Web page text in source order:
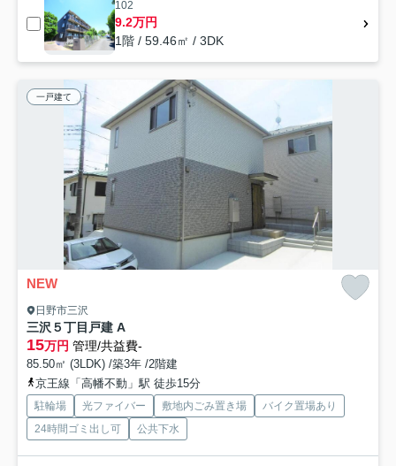
102
9.2万円
1階 / 59.46㎡ / 3DK
一戸建て
NEW
日野市三沢
三沢５丁目戸建 A
15万円 管理/共益費-
85.50㎡ (3LDK) /築3年 /2階建
京王線「高幡不動」駅 徒歩15分
駐輪場 光ファイバー 敷地内ごみ置き場
バイク置場あり
24時間ゴミ出し可
公共下水